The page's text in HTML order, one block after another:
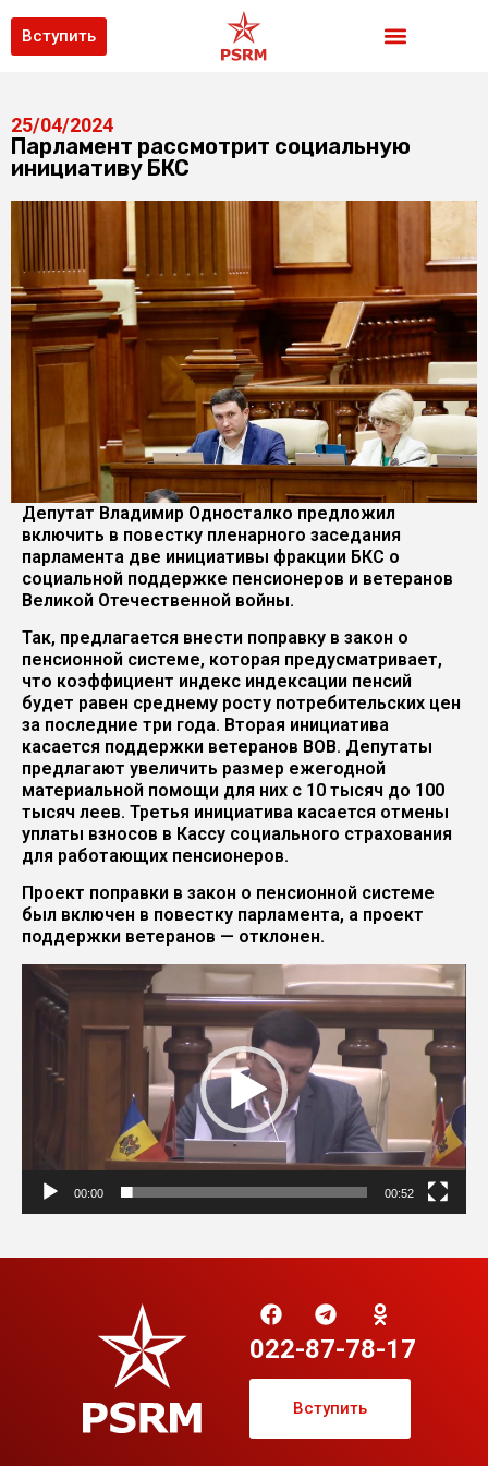
Вступить
25/04/2024
Парламент рассмотрит социальную
инициативу БКС
Депутат Владимир Односталко предложил
включить в повестку пленарного заседания
парламента две инициативы фракции БКС о
социальной поддержке пенсионеров и ветеранов
Великой Отечественной войны.
Так, предлагается внести поправку в закон о
пенсионной системе, которая предусматривает,
что коэффициент индекс индексации пенсий
будет равен среднему росту потребительских цен
за последние три года. Вторая инициатива
касается поддержки ветеранов ВОВ. Депутаты
предлагают увеличить размер ежегодной
материальной помощи для них с 10 тысяч до 100
тысяч леев. Третья инициатива касается отмены
уплаты взносов в Кассу социального страхования
для работающих пенсионеров.
Проект поправки в закон о пенсионной системе
был включен в повестку парламента, а проект
поддержки ветеранов — отклонен.
Видеоплеер
00:00 00:52
022-87-78-17
Вступить